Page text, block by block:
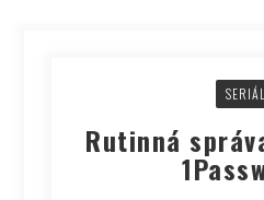
SERIÁL
Rutinná